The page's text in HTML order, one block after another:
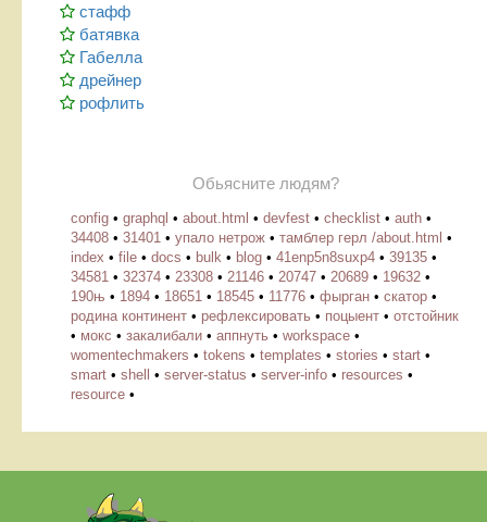
стафф
батявка
Габелла
дрейнер
рофлить
Обьясните людям?
config • graphql • about.html • devfest • checklist • auth •
34408 • 31401 • упало нетрож • тамблер герл /about.html •
index • file • docs • bulk • blog • 41enp5n8suxp4 • 39135 •
34581 • 32374 • 23308 • 21146 • 20747 • 20689 • 19632 •
190њ • 1894 • 18651 • 18545 • 11776 • фырган • скатор •
родина континент • рефлексировать • поцыент • отстойник
• мокс • закалибали • аппнуть • workspace •
womentechmakers • tokens • templates • stories • start •
smart • shell • server-status • server-info • resources •
resource •